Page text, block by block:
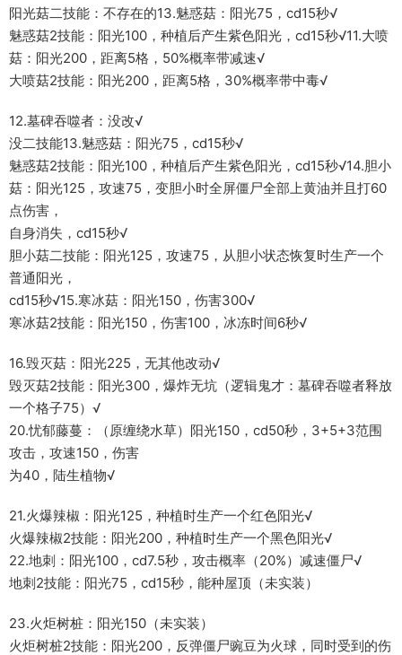
阳光菇二技能：不存在的13.魅惑菇：阳光75，cd15秒√
魅惑菇2技能：阳光100，种植后产生紫色阳光，cd15秒√11.大喷
菇：阳光200，距离5格，50%概率带减速√
大喷菇2技能：阳光200，距离5格，30%概率带中毒√
12.墓碑吞噬者：没改√
没二技能13.魅惑菇：阳光75，cd15秒√
魅惑菇2技能：阳光100，种植后产生紫色阳光，cd15秒√14.胆小
菇：阳光125，攻速75，变胆小时全屏僵尸全部上黄油并且打60
点伤害，
自身消失，cd15秒√
胆小菇二技能：阳光125，攻速75，从胆小状态恢复时生产一个
普通阳光，
cd15秒√15.寒冰菇：阳光150，伤害300√
寒冰菇2技能：阳光150，伤害100，冰冻时间6秒√
16.毁灭菇：阳光225，无其他改动√
毁灭菇2技能：阳光300，爆炸无坑（逻辑鬼才：墓碑吞噬者释放
一个格子75）√
20.忧郁藤蔓：（原缠绕水草）阳光150，cd50秒，3+5+3范围
攻击，攻速150，伤害
为40，陆生植物√
21.火爆辣椒：阳光125，种植时生产一个红色阳光√
火爆辣椒2技能：阳光200，种植时生产一个黑色阳光√
22.地刺：阳光100，cd7.5秒，攻击概率（20%）减速僵尸√
地刺2技能：阳光75，cd15秒，能种屋顶（未实装）
23.火炬树桩：阳光150（未实装）
火炬树桩2技能：阳光200，反弹僵尸豌豆为火球，同时受到的伤